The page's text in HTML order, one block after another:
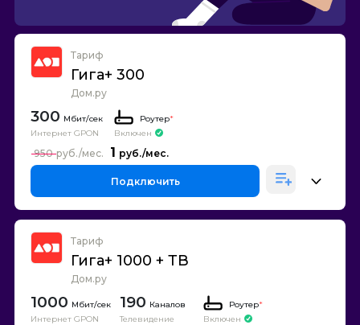
Тариф
Гига+ 300
Дом.ру
300
Интернет GPON
Роутер*
Включен
1
950
Подключить
Тариф
Гига+ 1000 + ТВ
Дом.ру
1000
Интернет GPON
190 Каналов
Телевидение
Роутер*
Включен